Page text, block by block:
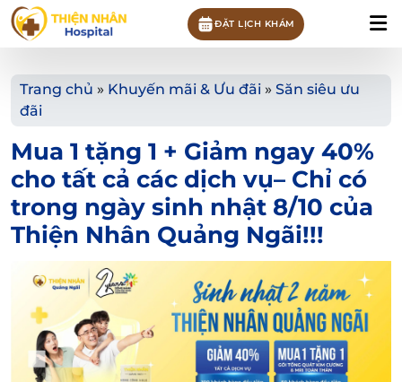
ĐẶT LỊCH KHÁM
Trang chủ » Khuyến mãi & Ưu đãi » Săn siêu ưu
đãi
Mua 1 tặng 1 + Giảm ngay 40%
cho tất cả các dịch vụ– Chỉ có
trong ngày sinh nhật 8/10 của
Thiện Nhân Quảng Ngãi!!!